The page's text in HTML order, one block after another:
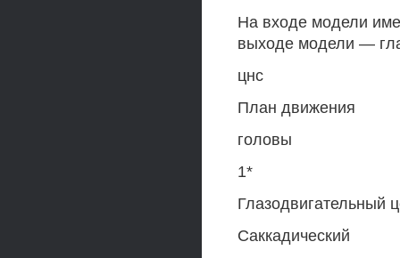
На входе модели
выходе модели —
цнс
План движения
головы
1*
Глазодвигательный
Саккадический